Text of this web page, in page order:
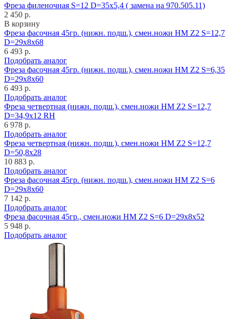
Фреза филеночная S=12 D=35x5,4 ( замена на 970.505.11)
2 450 р.
В корзину
Фреза фасочная 45гр. (нижн. подш.), смен.ножи HM Z2 S=12,7
D=29x8x68
6 493 р.
Подобрать аналог
Фреза фасочная 45гр. (нижн. подш.), смен.ножи HM Z2 S=6,35
D=29x8x60
6 493 р.
Подобрать аналог
Фреза четвертная (нижн. подш.), смен.ножи HM Z2 S=12,7
D=34,9x12 RH
6 978 р.
Подобрать аналог
Фреза четвертная (нижн. подш.), смен.ножи HM Z2 S=12,7
D=50,8x28
10 883 р.
Подобрать аналог
Фреза фасочная 45гр. (нижн. подш.), смен.ножи HM Z2 S=6
D=29x8x60
7 142 р.
Подобрать аналог
Фреза фасочная 45гр., смен.ножи HM Z2 S=6 D=29x8x52
5 948 р.
Подобрать аналог